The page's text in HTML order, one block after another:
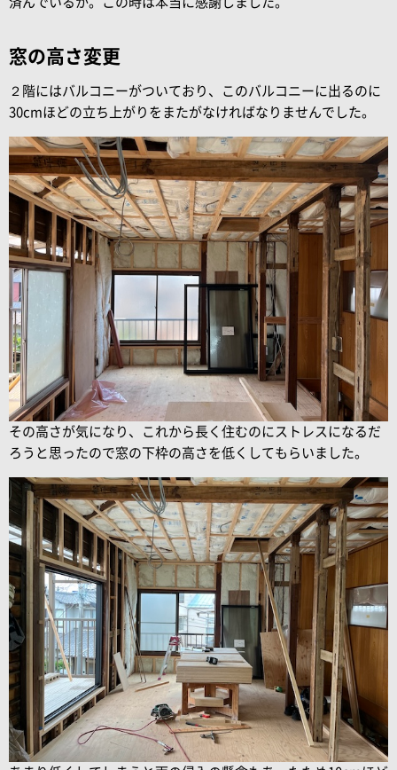
窓の高さ変更
２階にはバルコニーがついており、このバルコニーに出るのに
30cmほどの立ち上がりをまたがなければなりませんでした。
その高さが気になり、これから長く住むのにストレスになるだ
ろうと思ったので窓の下枠の高さを低くしてもらいました。